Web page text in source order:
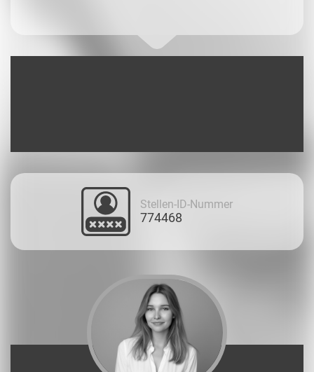
Stellen-ID-Nummer
774468